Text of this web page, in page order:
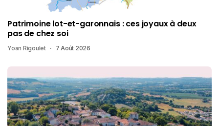
Patrimoine lot-et-garonnais : ces joyaux à deux
pas de chez soi
Yoan Rigoulet 7 Août 2026